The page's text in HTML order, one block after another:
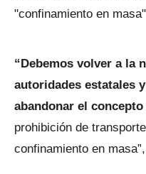
"confinamiento en
“Debemos volver a la
autoridades estatales
abandonar el
prohibición de
confinamiento en